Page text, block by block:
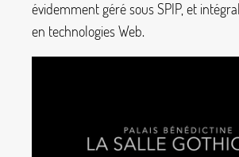
évidemment géré sous SPIP, et
en technologies Web.